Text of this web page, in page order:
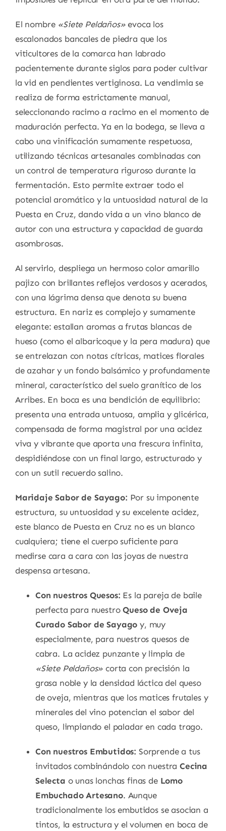
El nombre «Siete Peldaños»evoca los
escalonados bancales de piedra que los
viticultores de la comarca han labrado
pacientemente durante siglos para poder cultivar
la vid en pendientes vertiginosa. La vendimia se
realiza de forma estrictamente manual,
seleccionando racimo a racimo en el momento de
maduración perfecta. Ya en la bodega, se lleva a
cabo una vinificación sumamente respetuosa,
utilizando técnicas artesanales combinadas con
un control de temperatura riguroso durante la
fermentación. Esto permite extraer todo el
potencial aromático y la untuosidad natural de la
Puesta en Cruz, dando vida a un vino blanco de
autor con una estructura y capacidad de guarda
asombrosas.
Al servirlo, despliega un hermoso color amarillo
pajizo con brillantes reflejos verdosos y acerados,
con una lágrima densa que denota su buena
estructura. En nariz es complejo y sumamente
elegante: estallan aromas a frutas blancas de
hueso (como el albaricoque y la pera madura) que
se entrelazan con notas cítricas, matices florales
de azahar y un fondo balsámico y profundamente
mineral, característico del suelo granítico de los
Arribes. En boca es una bendición de equilibrio:
presenta una entrada untuosa, amplia y glicérica,
compensada de forma magistral por una acidez
viva y vibrante que aporta una frescura infinita,
despidiéndose con un final largo, estructurado y
con un sutil recuerdo salino.
Maridaje Sabor de Sayago: Por su imponente
estructura, su untuosidad y su excelente acidez,
este blanco de Puesta en Cruz no es un blanco
cualquiera; tiene el cuerpo suficiente para
medirse cara a cara con las joyas de nuestra
despensa artesana.
Con nuestros Quesos: Es la pareja de baile
perfecta para nuestroQueso de Oveja
Curado Sabor de Sayago y, muy
especialmente, para nuestros quesos de
cabra. La acidez punzante y limpia de
«Siete Peldaños» corta con precisión la
grasa noble y la densidad láctica del queso
de oveja, mientras que los matices frutales y
minerales del vino potencian el sabor del
queso, limpiando el paladar en cada trago.
Con nuestros Embutidos: Sorprende a tus
invitados combinándolo con nuestraCecina
Selecta o unas lonchas finas de Lomo
Embuchado Artesano. Aunque
tradicionalmente los embutidos se asocian a
tintos, la estructura y el volumen en boca de